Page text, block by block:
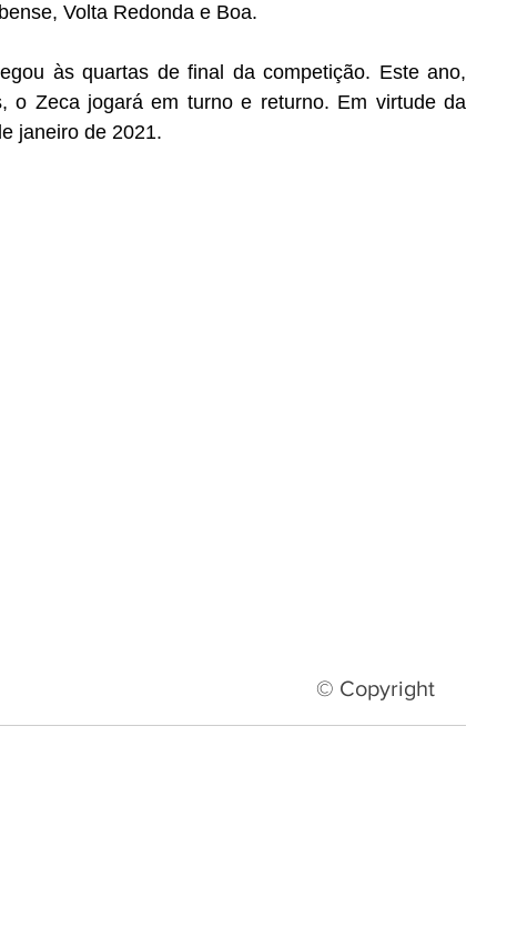
Volta Redonda e Boa.
às quartas de final da competição. Este ano,
o Zeca jogará em turno e returno. Em virtude da
janeiro de 2021.
© Copyright